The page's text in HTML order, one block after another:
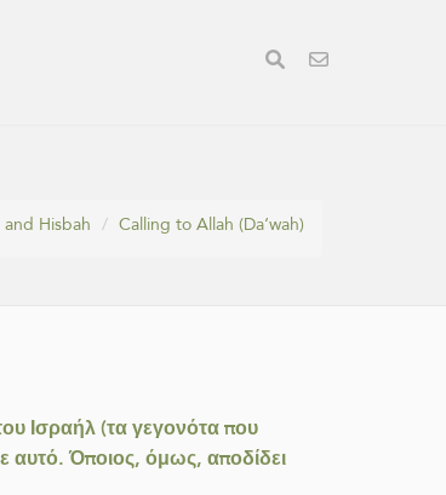
and Hisbah Calling to Allah (Da‘wah)
Ισραήλ (τα γεγονότα που
αυτό. Όποιος, όμως, αποδίδει